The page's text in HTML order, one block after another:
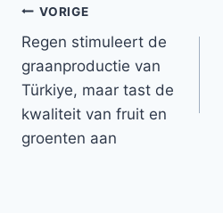
Bericht
navigatie
VORIGE
Regen stimuleert de
graanproductie van
Türkiye, maar tast de
kwaliteit van fruit en
groenten aan